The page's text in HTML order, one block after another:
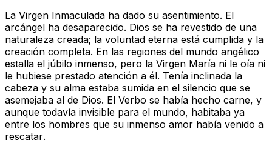
La Virgen Inmaculada ha dado su asentimiento. El
arcángel ha desaparecido. Dios se ha revestido de una
naturaleza creada; la voluntad eterna está cumplida y la
creación completa. En las regiones del mundo angélico
estalla el júbilo inmenso, pero la Virgen María ni le oía ni
le hubiese prestado atención a él. Tenía inclinada la
cabeza y su alma estaba sumida en el silencio que se
asemejaba al de Dios. El Verbo se había hecho carne, y
aunque todavía invisible para el mundo, habitaba ya
entre los hombres que su inmenso amor había venido a
rescatar.